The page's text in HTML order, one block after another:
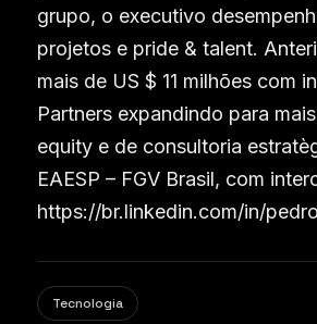
grupo, o executivo
projetos e pride & talent.
mais de US $ 11 milhões com
Partners expandindo para
equity e de consultoria
EAESP – FGV Brasil, com
https://br.linkedin.com/in/
Tecnologia